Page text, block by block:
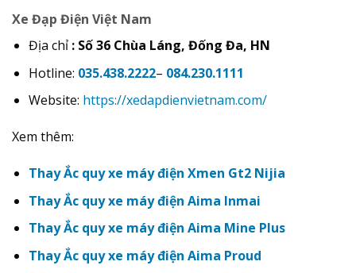
Xe Đạp Điện Việt Nam
Địa chỉ : Số 36 Chùa Láng, Đống Đa, HN
Hotline: 035.438.2222– 084.230.1111
Website: https://xedapdienvietnam.com/
Xem thêm:
Thay Ắc quy xe máy điện Xmen Gt2 Nijia
Thay Ắc quy xe máy điện Aima Inmai
Thay Ắc quy xe máy điện Aima Mine Plus
Thay Ắc quy xe máy điện Aima Proud